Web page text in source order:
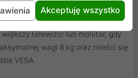
jest tylko propozycją. Na uchwyt
telewizor lub monitor, gdy
wagi 8 kg oraz mieści się
VESA.
Akceptuję wszystko